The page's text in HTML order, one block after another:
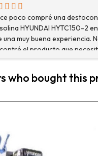
poco compré una
HYUNDAI HYTC150-2 en
muy buena experiencia. No
el producto que
y explicaron con
para mi trabajo.
con que estuve
todo￼ En general, la
who bought this